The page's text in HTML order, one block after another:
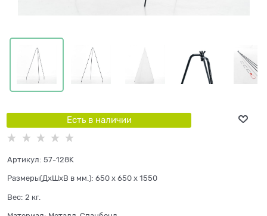
Есть в наличии
Артикул: 57-128K
Размеры(ДхШхВ в мм.): 650 x 650 x 1550
Вес: 2 кг.